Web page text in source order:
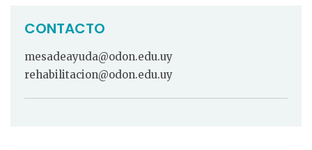
CONTACTO
mesadeayuda@odon.edu.uy
rehabilitacion@odon.edu.uy